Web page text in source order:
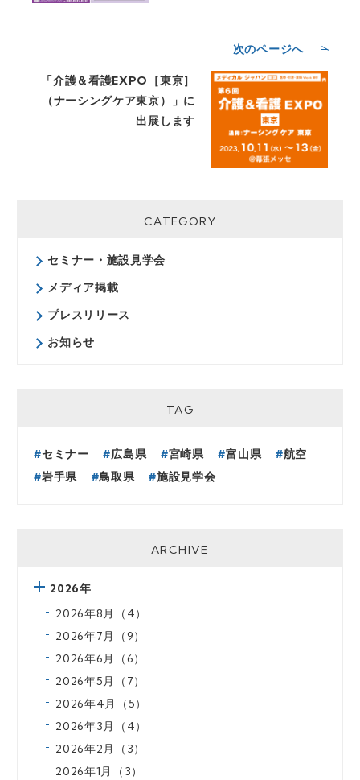
次のページへ
「介護＆看護EXPO［東京］
（ナーシングケア東京）」に
出展します
CATEGORY
セミナー・施設見学会
メディア掲載
プレスリリース
お知らせ
TAG
セミナー 広島県 宮崎県 富山県
航空
岩手県
鳥取県 施設見学会
ARCHIVE
2026年
2026年8月（4）
2026年7月（9）
2026年6月（6）
2026年5月（7）
2026年4月（5）
2026年3月（4）
2026年2月（3）
2026年1月（3）